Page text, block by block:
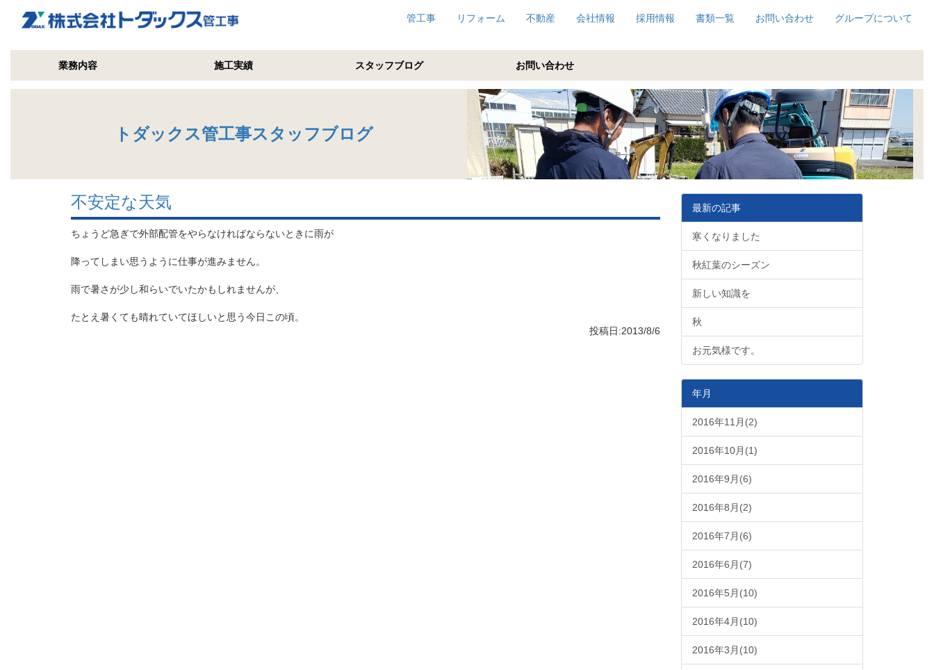
管工事 リフォーム 不動産 会社情報 採用情報 書類一覧 お問い合わせ グループについて
業務内容 施工実績 スタッフブログ お問い合わせ
トダックス管工事スタッフブログ
不安定な天気
ちょうど急ぎで外部配管をやらなければならないときに雨が
降ってしまい思うように仕事が進みません。
雨で暑さが少し和らいでいたかもしれませんが、
たとえ暑くても晴れていてほしいと思う今日この頃。
投稿日:2013/8/6
最新の記事
寒くなりました
秋紅葉のシーズン
新しい知識を
秋
お元気様です。
年月
2016年11月(2)
2016年10月(1)
2016年9月(6)
2016年8月(2)
2016年7月(6)
2016年6月(7)
2016年5月(10)
2016年4月(10)
2016年3月(10)